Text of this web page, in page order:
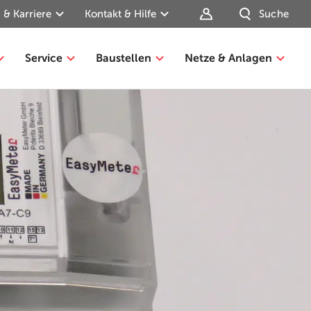
& Karriere Kontakt & Hilfe Suche
Service Baustellen Netze & Anlagen